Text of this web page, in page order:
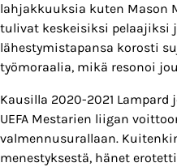
lahjakkuuksia kuten Mason
tulivat keskeisiksi pelaajiksi
lähestymistapansa korosti
työmoraalia, mikä resonoi
Kausilla 2020-2021
UEFA Mestarien liigan
valmennusurallaan.
menestyksestä, hänet